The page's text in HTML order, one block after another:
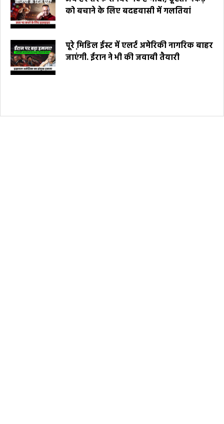
को बचाने के लिए बदहवासी में गलतियां
पूरे मि़डिल ईस्ट में एलर्ट अमेरिकी नागरिक बाहर
जाएंगी. ईरान ने भी की जवाबी तैयारी